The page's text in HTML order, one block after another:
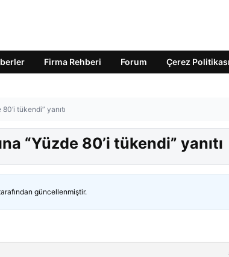
Firma Rehberi Forum Çerez Politikası
tükendi” yanıtı
“Yüzde 80’i tükendi” yanıtı
güncellenmiştir.